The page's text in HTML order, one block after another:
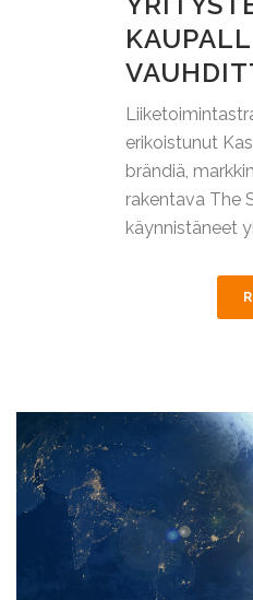
erikoistunut
brändiä,
rakentava The
käynnistäneet